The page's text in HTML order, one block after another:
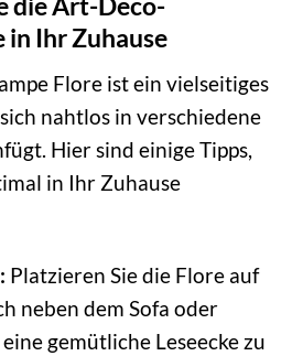
in Ihr Zuhause
Flore ist ein vielseitiges
nahtlos in verschiedene
Hier sind einige Tipps,
in Ihr Zuhause
Platzieren Sie die Flore auf
neben dem Sofa oder
gemütliche Leseecke zu